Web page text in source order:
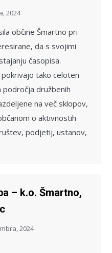
2024
občine Šmartno pri
da s svojimi
časopisa.
tako celoten
družbenih
na več sklopov,
o aktivnostih
podjetij, ustanov,
– k.o. Šmartno,
2024